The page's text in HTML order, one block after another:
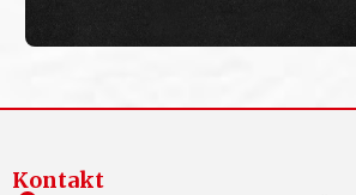
Kontakt